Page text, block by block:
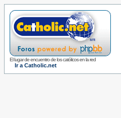
El lugar de encuentro de los católicos en la red
Ir a Catholic.net